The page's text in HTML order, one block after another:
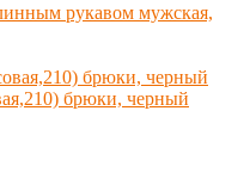
рукавом мужская,
брюки, черный